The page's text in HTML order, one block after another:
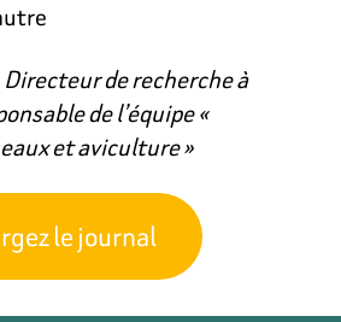
de recherche à
de l’équipe «
et aviculture »
le journal